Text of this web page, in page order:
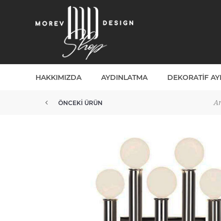
HAKKIMIZDA AYDINLATMA DEKORATIF
ÖNCEKI ÜRÜN